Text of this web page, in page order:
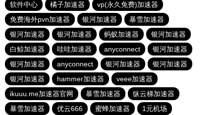
软件中心
橘子加速器
vp(永久免费)加速器
免费海外pvn加速器
银河加速器
暴雪加速器
银河加速器
银河加速器 蚂蚁加速器
银河加速器
白鲸加速器
哇哇加速器 anyconnect
银河加速器
银河加速器
anyconnect 银河加速器
银河加速器
银河加速器
hammer加速器
veee加速器
ikuuu.me加速器官网
暴雪加速器
纵云梯加速器
暴雪加速器
优云666 蜜蜂加速器
1元机场